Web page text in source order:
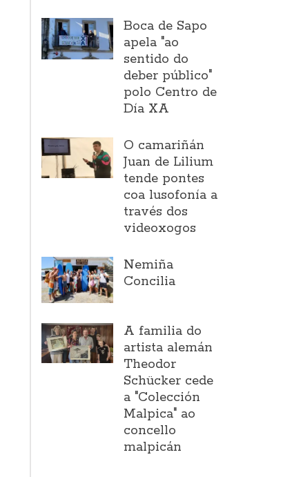
Boca de Sapo
apela "ao
sentido do
deber público"
polo Centro de
Día XA
O camariñán
Juan de Lilium
tende pontes
coa lusofonía a
través dos
videoxogos
Nemiña
Concilia
A familia do
artista alemán
Theodor
Schücker cede
a "Colección
Malpica" ao
concello
malpicán